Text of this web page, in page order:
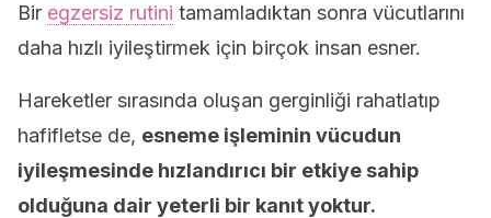
Bir egzersiz rutini tamamladıktan sonra vücutlarını
daha hızlı iyileştirmek için birçok insan esner.
Hareketler sırasında oluşan gerginliği rahatlatıp
hafifletse de, esneme işleminin vücudun
iyileşmesinde hızlandırıcı bir etkiye sahip
olduğuna dair yeterli bir kanıt yoktur.